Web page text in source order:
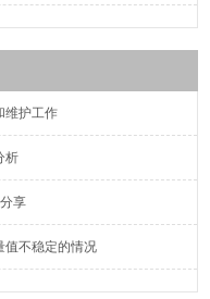
维护工作
析
享
不稳定的情况